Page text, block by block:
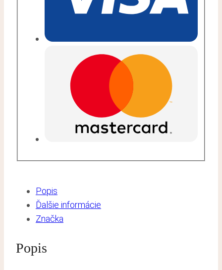
Popis
Ďalšie informácie
Značka
Popis